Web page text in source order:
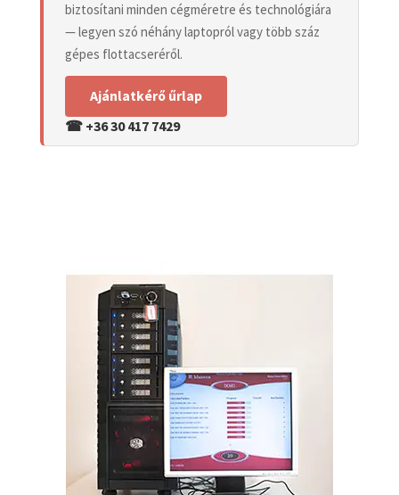
biztosítani minden cégméretre és technológiára
— legyen szó néhány laptopról vagy több száz
gépes flottacseréről.
Ajánlatkérő űrlap
☎ +36 30 417 7429